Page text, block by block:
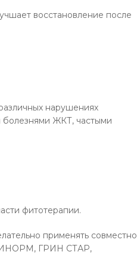
восстановление после
нарушениях
болезнями ЖКТ, частыми
фитотерапии.
применять совместно
ГРИН СТАР,